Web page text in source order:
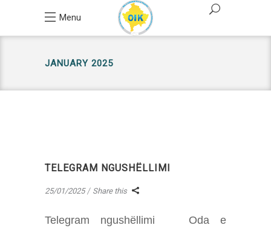
Menu
JANUARY 2025
TELEGRAM NGUSHËLLIMI
25/01/2025 Share this
Telegram ngushëllimi Oda e